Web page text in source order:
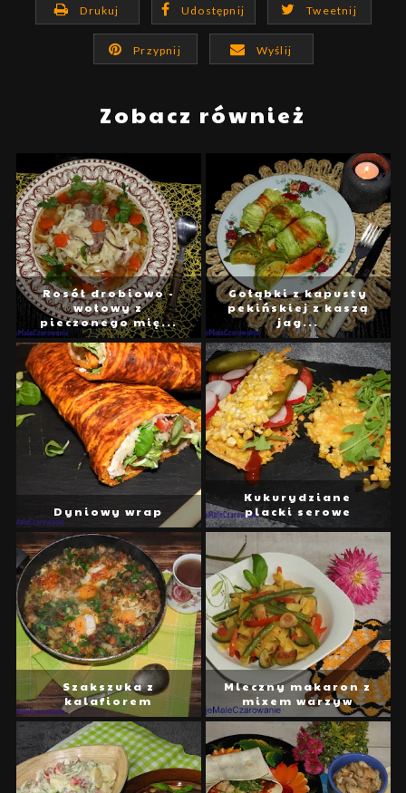
Drukuj Udostępnij Tweetnij
Przypnij Wyślij
Zobacz również
Rosół drobiowo -
wołowy z
pieczonego mię...
Gołąbki z kapusty
pekińskiej z kaszą
jag...
Dyniowy wrap
Kukurydziane
placki serowe
Szakszuka z
kalafiorem
Mleczny makaron z
mixem warzyw